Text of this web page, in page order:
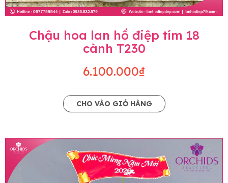
Chậu hoa lan hồ điệp tím 18
cành T230
6.100.000₫
CHO VÀO GIỎ HÀNG